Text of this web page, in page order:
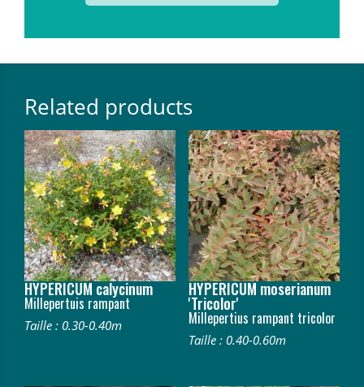
Related products
HYPERICUM calycinum
Millepertuis rampant
Taille : 0.30-0.40m
HYPERICUM moserianum
'Tricolor'
Millepertius rampant tricolor
Taille : 0.40-0.60m